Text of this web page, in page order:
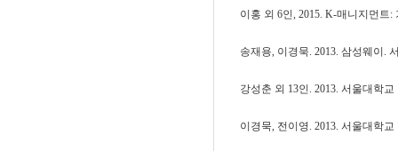
이홍 외 6인, 2015. K-매니지먼트
송재용, 이경묵. 2013. 삼성웨이.
강성춘 외 13인. 2013. 서울대학
이경묵, 전이영. 2013. 서울대학